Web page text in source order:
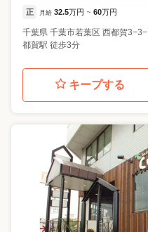
正 月給 32.5万円 ~ 60万円
千葉県 千葉市若葉区 西都賀
都賀駅 徒歩3分
キープする